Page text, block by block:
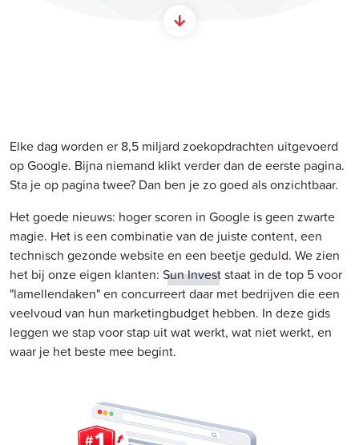
Elke dag worden er 8,5 miljard zoekopdrachten uitgevoerd
op Google. Bijna niemand klikt verder dan de eerste pagina.
Sta je op pagina twee? Dan ben je zo goed als onzichtbaar.
Het goede nieuws: hoger scoren in Google is geen zwarte
magie. Het is een combinatie van de juiste content, een
technisch gezonde website en een beetje geduld. We zien
het bij onze eigen klanten: Sun Investstaat in de top 5 voor
"lamellendaken" en concurreert daar met bedrijven die een
veelvoud van hun marketingbudget hebben. In deze gids
leggen we stap voor stap uit wat werkt, wat niet werkt, en
waar je het beste mee begint.